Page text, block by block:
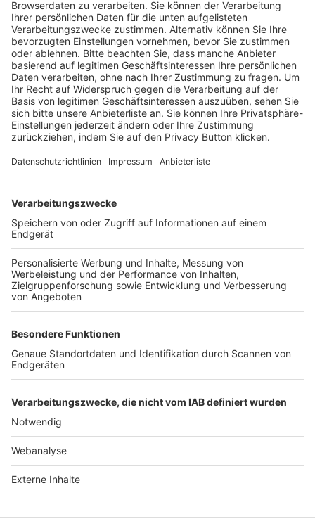
Trainerausbildung
Schulungsangebot Vereinsmitarbeiter
BFV-Geschäftsstellen
Trainerbörse
Login SpielPlus
FOLGE DEM BFV
TOP-VEREINE
TOP-PARTNER
Nutzungsbedingungen Datenschutz Impressum